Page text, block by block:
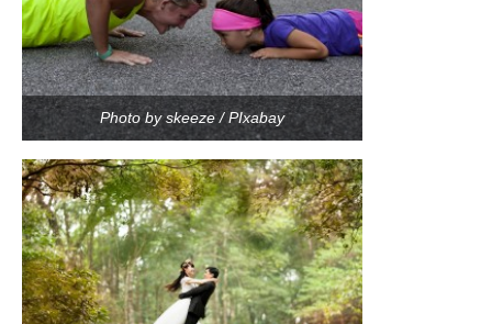
Photo by skeeze / PIxabay